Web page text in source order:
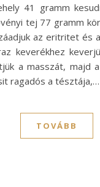
41 gramm
tej 77 gramm
az eritritet és
keverékhez
a masszát, majd
ragadós a tésztája,…
TOVÁBB